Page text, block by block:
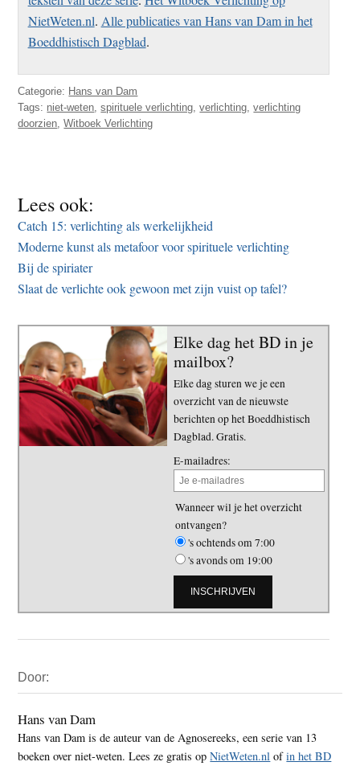
NietWeten.nl. Alle publicaties van Hans van Dam in het
Boeddhistisch Dagblad.
Categorie: Hans van Dam
Tags: niet-weten,spirituele verlichting,verlichting,verlichting
doorzien,Witboek Verlichting
Lees ook:
Catch 15: verlichting als werkelijkheid
Moderne kunst als metafoor voor spirituele verlichting
Bij de spiriater
Slaat de verlichte ook gewoon met zijn vuist op tafel?
Elke dag het BD in je
mailbox?
Elke dag sturen we je een
overzicht van de nieuwste
berichten op het Boeddhistisch
Dagblad. Gratis.
E-mailadres:
Wanneer wil je het overzicht
ontvangen?
's ochtends om 7:00
's avonds om 19:00
Sidebar
Door:
Hans van Dam
Hans van Dam is de auteur van de Agnosereeks, een serie van 13
boeken over niet-weten. Lees ze gratis opNietWeten.nl ofin het BD